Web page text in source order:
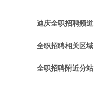
迪庆全职招聘频道
全职招聘相关区域
全职招聘附近分站